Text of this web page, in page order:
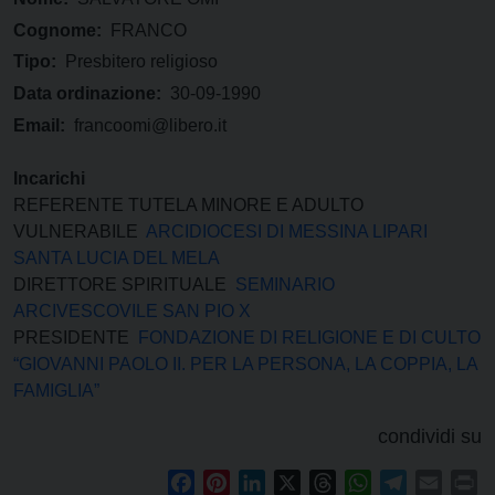
Cognome:
FRANCO
Tipo:
Presbitero religioso
Data ordinazione: 30-09-1990
Email: francoomi@libero.it
Incarichi
REFERENTE TUTELA MINORE E ADULTO
VULNERABILE ARCIDIOCESI DI MESSINA LIPARI
SANTA LUCIA DEL MELA
DIRETTORE SPIRITUALE
SEMINARIO
ARCIVESCOVILE SAN PIO X
PRESIDENTE
FONDAZIONE DI RELIGIONE E DI CULTO
“GIOVANNI PAOLO II. PER LA PERSONA, LA COPPIA, LA
FAMIGLIA”
condividi su
FacebookPinterestLinkedIn ThreadsWhatsApp